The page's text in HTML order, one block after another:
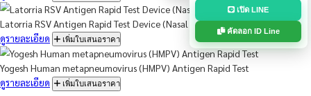
ดูรายละเอียด เพิ่มใบเสนอราคา
WALLIAS Respiratory Combo Antigen Rapid Test (RSV/FLU A/B)
ดูรายละเอียด เพิ่มใบเสนอราคา
เพิ่มเพื่อน
เพิ่มเพื่อนไลน์เพื่อ